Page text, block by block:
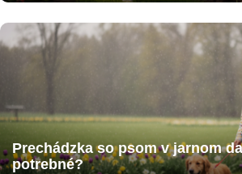
Prechádzka so psom v jarnom
potrebné?